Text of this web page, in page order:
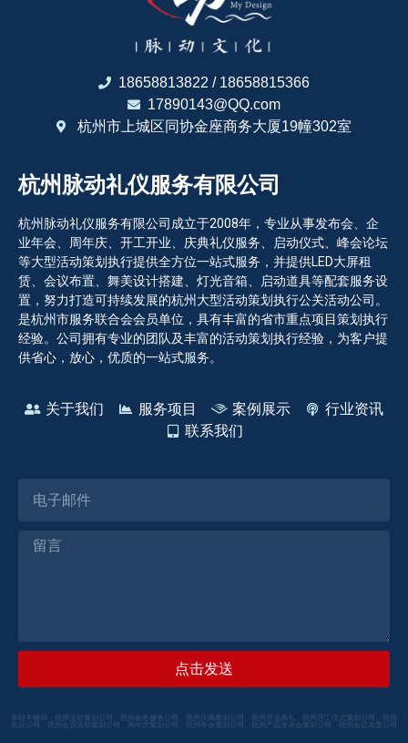
18658813822 / 18658815366
17890143@QQ.com
杭州市上城区同协金座商务大厦19幢302室
杭州脉动礼仪服务有限公司
杭州脉动礼仪服务有限公司成立于2008年，专业从事发布会、企
业年会、周年庆、开工开业、庆典礼仪服务、启动仪式、峰会论坛
等大型活动策划执行提供全方位一站式服务，并提供LED大屏租
赁、会议布置、舞美设计搭建、灯光音箱、启动道具等配套服务设
置，努力打造可持续发展的杭州大型活动策划执行公关活动公司。
是杭州市服务联合会会员单位，具有丰富的省市重点项目策划执行
经验。公司拥有专业的团队及丰富的活动策划执行经验，为客户提
供省心，放心，优质的一站式服务。
关于我们 服务项目 案例展示
行业资讯
联系我们
点击发送
本站关键词：杭州活动策划公司、杭州会务服务公司、杭州庆典策划公司、杭州开业典礼、杭州开工仪式策划公司、杭州
礼仪公司、杭州会议活动策划公司、周年庆策划公司、杭州年会策划公司、杭州产品发布会策划公司、杭州会议布置公司